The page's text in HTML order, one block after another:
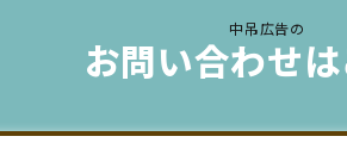
中吊広告の
お問い合わせ